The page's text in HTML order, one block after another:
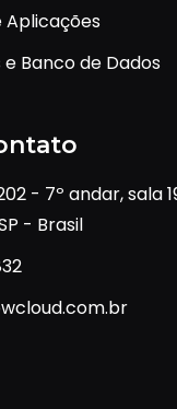
Aplicações
Banco de Dados
- 7º andar, sala
- Brasil